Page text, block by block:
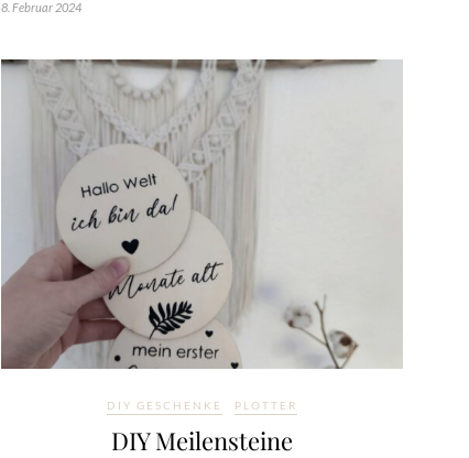
8. Februar 2024
DIY GESCHENKE PLOTTER
DIY Meilensteine